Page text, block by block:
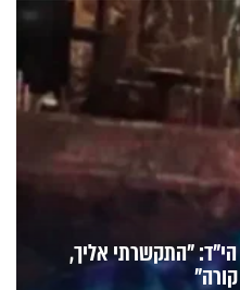
הי"ד: "התקשרתי אליך,